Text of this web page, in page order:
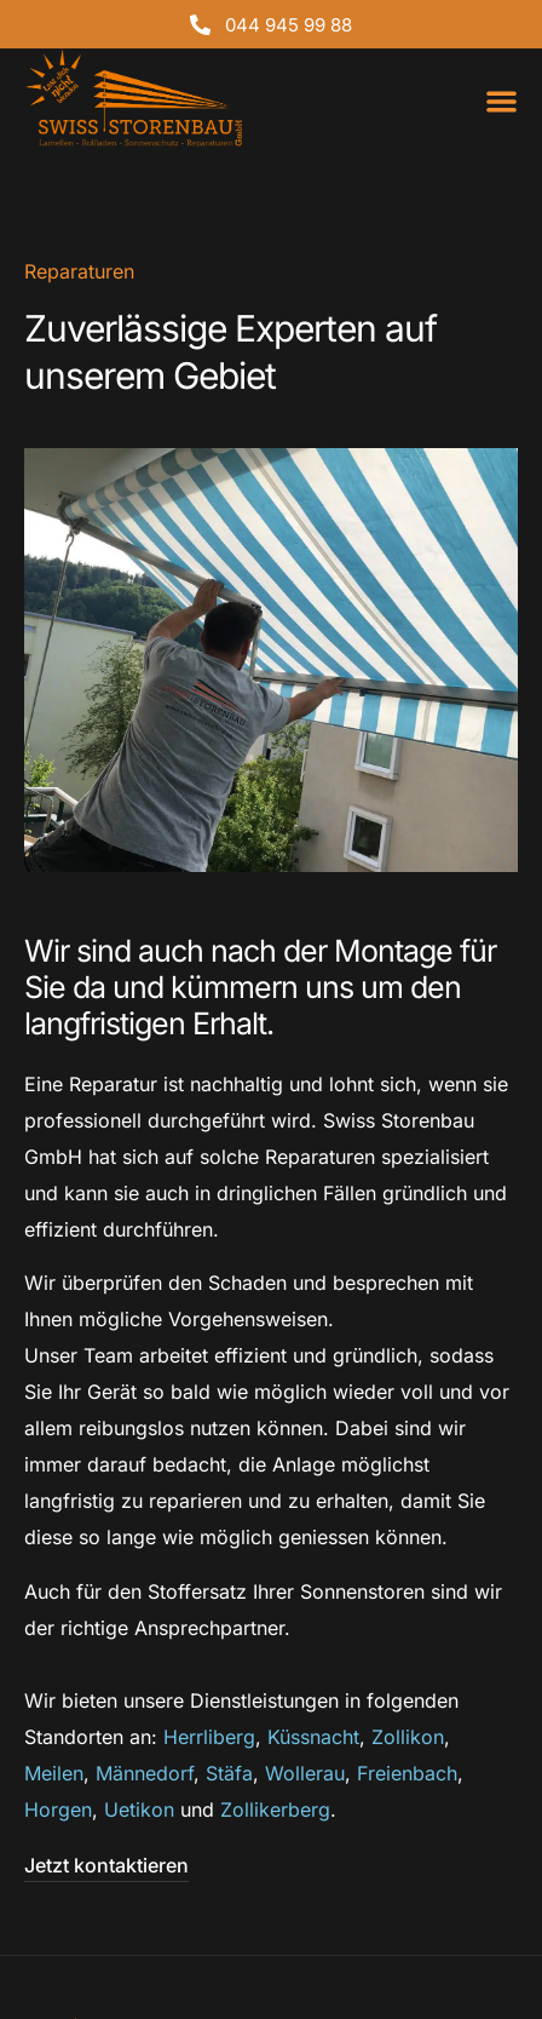
044 945 99 88
Reparaturen
Zuverlässige Experten auf
unserem Gebiet
Wir sind auch nach der Montage für
Sie da und kümmern uns um den
langfristigen Erhalt.
Eine Reparatur ist nachhaltig und lohnt sich, wenn sie
professionell durchgeführt wird. Swiss Storenbau
GmbH hat sich auf solche Reparaturen spezialisiert
und kann sie auch in dringlichen Fällen gründlich und
effizient durchführen.
Wir überprüfen den Schaden und besprechen mit
Ihnen mögliche Vorgehensweisen.
Unser Team arbeitet effizient und gründlich, sodass
Sie Ihr Gerät so bald wie möglich wieder voll und vor
allem reibungslos nutzen können. Dabei sind wir
immer darauf bedacht, die Anlage möglichst
langfristig zu reparieren und zu erhalten, damit Sie
diese so lange wie möglich geniessen können.
Auch für den Stoffersatz Ihrer Sonnenstoren sind wir
der richtige Ansprechpartner.
Wir bieten unsere Dienstleistungen in folgenden
Standorten an: Herrliberg, Küssnacht, Zollikon,
Meilen, Männedorf, Stäfa, Wollerau, Freienbach,
Horgen, Uetikon und Zollikerberg.
Jetzt kontaktieren